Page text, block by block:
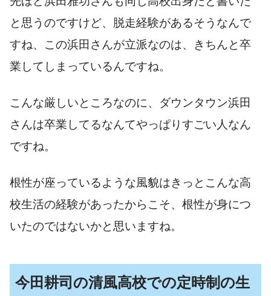
と思うのですけど、脱走経験があるそうなんで
すね、この浜田さんが立派なのは、きちんと卒
業してしまっているんですね。
こんな厳しいところなのに、ダウンタウン浜田
さんは卒業してるなんてやっぱりすごい人なん
ですね。
根性が座っているような風貌はきっとこんな高
校生活の経験があったからこそ、根性が身につ
いたのではないかと思いますね。
今田耕司の清風高校での定時制の生